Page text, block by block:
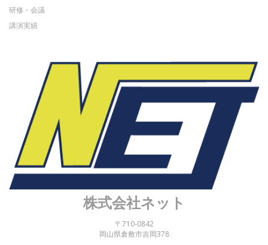
研修・会議
講演実績
株式会社ネット
〒710-0842
岡山県倉敷市吉岡378